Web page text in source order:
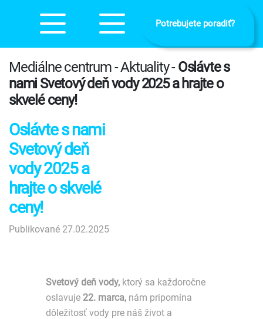
Potrebujete poradiť?
Mediálne centrum - Aktuality -Oslávte s
nami Svetový deň vody 2025 a hrajte o
skvelé ceny!
Oslávte s nami
Svetový deň
vody 2025 a
hrajte o skvelé
ceny!
Publikované 27.02.2025
Svetový deň vody, ktorý sa každoročne
oslavuje 22. marca, nám pripomína
dôležitosť vody pre náš život a